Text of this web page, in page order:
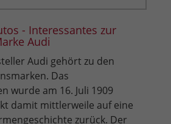
- Interessantes zur
Audi
Audi gehört zu den
Das
wurde am 16. Juli 1909
damit mittlerweile auf eine
zurück. Der